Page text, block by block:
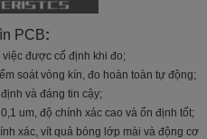
PCB:
được cố định khi đo;
soát vòng kín, đo hoàn toàn tự động;
và đáng tin cậy;
um, độ chính xác cao và ổn định tốt;
xác, vít quả bóng lớp mài và động cơ